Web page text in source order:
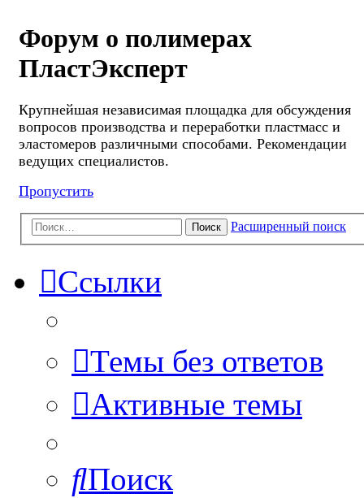
Форум о полимерах
ПластЭксперт
Крупнейшая независимая площадка для обсуждения
вопросов производства и переработки пластмасс и
эластомеров различными способами. Рекомендации
ведущих специалистов.
Пропустить
Поиск Расширенный поиск
Ссылки
Темы без ответов
Активные темы
Поиск